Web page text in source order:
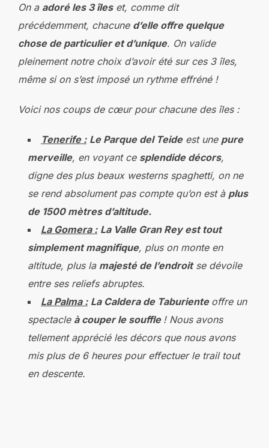
On a adoré les 3 îleset, comme dit
précédemment, chacune d’elle offre quelque
chose de particulier et d’unique. On valide
pleinement notre choix d’avoir été sur ces 3 îles,
même si on s’est imposé un rythme effréné !
Voici nos coups de cœur pour chacune des îles :
Tenerife : Le Parque del Teideest une pure
merveille, en voyant ce splendide décors,
digne des plus beaux westerns spaghetti, on ne
se rend absolument pas compte qu’on est à plus
de 1500 mètres d’altitude.
La Gomera : La Valle Gran Rey est tout
simplement magnifique, plus on monte en
altitude, plus la majesté de l’endroitse dévoile
entre ses reliefs abruptes.
La Palma : La Caldera de Taburiente offre un
spectacle à couper le souffle ! Nous avons
tellement apprécié les décors que nous avons
mis plus de 6 heures pour effectuer le trail tout
en descente.